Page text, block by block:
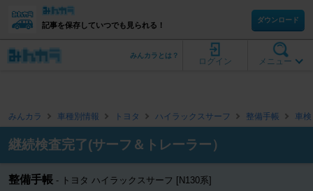
記事を保存していつでも見られる！
ダウンロード
メニュー
ログイン
みんカラとは？
みんカラ 車種別情報 トヨタ ハイラックスサーフ 整備手帳 車
継続検査完了(サーフ＆トレーラー）
整備手帳 トヨタ ハイラックスサーフ [N130系]